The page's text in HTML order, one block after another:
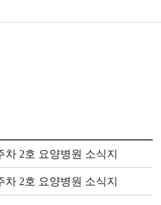
차 2호 요양병원 소식지
차 2호 요양병원 소식지